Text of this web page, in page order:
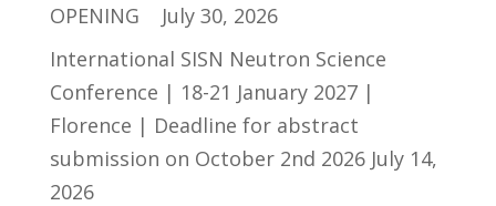
OPENING
July 30, 2026
International SISN Neutron Science
Conference | 18-21 January 2027 |
Florence | Deadline for abstract
submission on October 2nd 2026 July 14,
2026